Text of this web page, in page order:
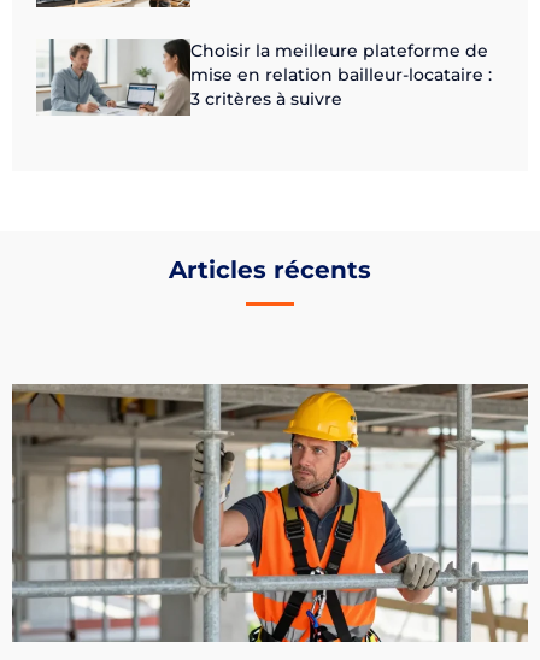
Choisir la meilleure plateforme de
mise en relation bailleur-locataire :
3 critères à suivre
Articles récents